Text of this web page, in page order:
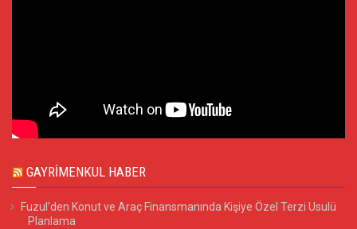
GAYRIMENKUL HABER
Fuzul’den Konut ve Araç Finansmanında Kişiye Özel Terzi Usulü
Planlama